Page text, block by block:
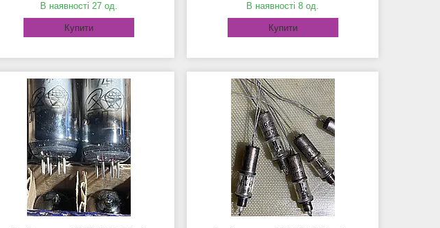
В наявності 27 од.
Купити
В наявності 8 од.
Купити